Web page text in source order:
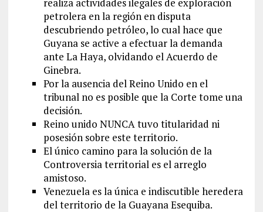
petrolera en la región en disputa
descubriendo petróleo, lo cual hace que
Guyana se active a efectuar la demanda
ante La Haya, olvidando el Acuerdo de
Ginebra.
Por la ausencia del Reino Unido en el
tribunal no es posible que la Corte tome una
decisión.
Reino unido NUNCA tuvo titularidad ni
posesión sobre este territorio.
El único camino para la solución de la
Controversia territorial es el arreglo
amistoso.
Venezuela es la única e indiscutible heredera
del territorio de la Guayana Esequiba.